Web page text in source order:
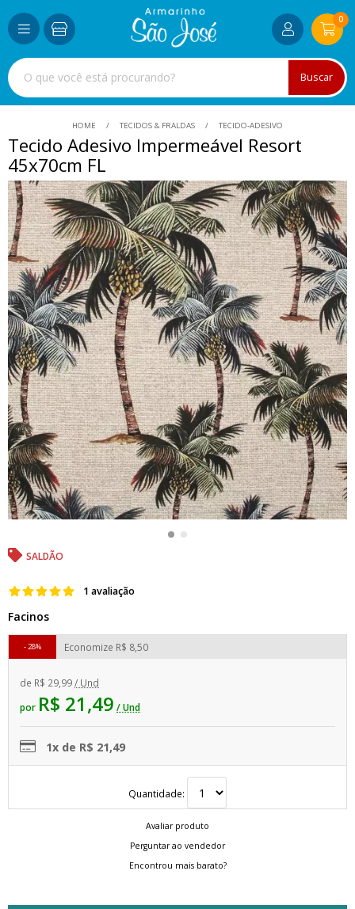
Buscar
0
HOME TECIDOS & FRALDAS TECIDO-ADESIVO
Tecido Adesivo Impermeável Resort
45x70cm FL
SALDÃO
1 avaliação
Facinos
de R$ 29,99/ Und
por R$ 21,49 / Und
Economize R$ 8,50
28%
1x de R$ 21,49
Quantidade:
Avaliar produto
Perguntar ao vendedor
Encontrou mais barato?